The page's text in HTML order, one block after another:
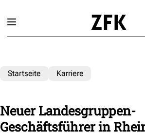
Startseite Karriere
Neuer Landesgruppen-
Geschäftsführer in